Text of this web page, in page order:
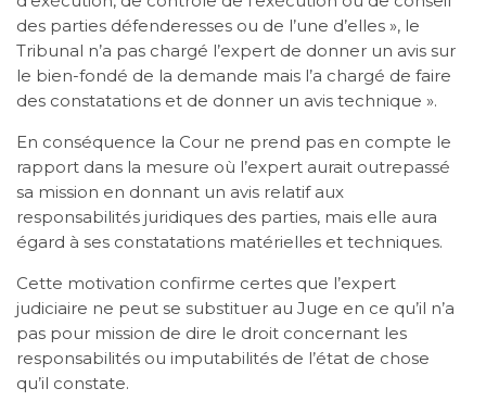
des parties défenderesses ou de l’une d’elles », le
Tribunal n’a pas chargé l’expert de donner un avis sur
le bien-fondé de la demande mais l’a chargé de faire
des constatations et de donner un avis technique ».
En conséquence la Cour ne prend pas en compte le
rapport dans la mesure où l’expert aurait outrepassé
sa mission en donnant un avis relatif aux
responsabilités juridiques des parties, mais elle aura
égard à ses constatations matérielles et techniques.
Cette motivation confirme certes que l’expert
judiciaire ne peut se substituer au Juge en ce qu’il n’a
pas pour mission de dire le droit concernant les
responsabilités ou imputabilités de l’état de chose
qu’il constate.